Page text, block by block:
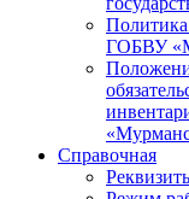
ГОБВУ
Справочная